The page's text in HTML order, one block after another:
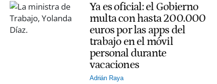
Ya es oficial: el Gobierno
multa con hasta 200.000
euros por las apps del
trabajo en el móvil
personal durante
vacaciones
Adrián Raya